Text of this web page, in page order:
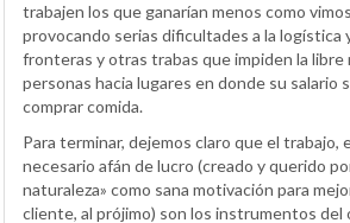
trabajen los que ganarían menos como
provocando serias dificultades a la logística
fronteras y otras trabas que impiden la libre
personas hacia lugares en donde su salario
comprar comida.
Para terminar, dejemos claro que el trabajo,
necesario afán de lucro (creado y querido
naturaleza» como sana motivación para
cliente, al prójimo) son los instrumentos del